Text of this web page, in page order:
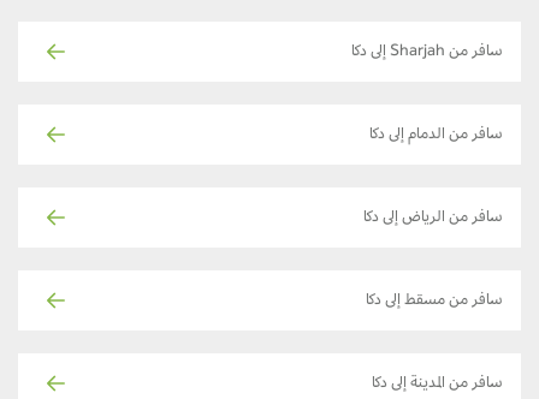
سافر من Sharjah إلى دكا
سافر من الدمام إلى دكا
سافر من الرياض إلى دكا
سافر من مسقط إلى دكا
سافر من المدينة إلى دكا